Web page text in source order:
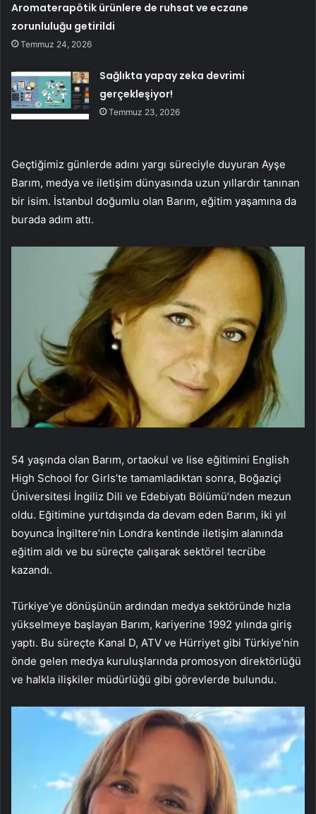
Aromaterapötik ürünlere de ruhsat ve eczane
zorunluluğu getirildi
Temmuz 24, 2026
Sağlıkta yapay zeka devrimi
gerçekleşiyor!
Temmuz 23, 2026
Geçtiğimiz günlerde adını yargı süreciyle duyuran Ayşe
Barım, medya ve iletişim dünyasında uzun yıllardır tanınan
bir isim. İstanbul doğumlu olan Barım, eğitim yaşamına da
burada adım attı.
54 yaşında olan Barım, ortaokul ve lise eğitimini English
High School for Girls’te tamamladıktan sonra, Boğaziçi
Üniversitesi İngiliz Dili ve Edebiyatı Bölümü’nden mezun
oldu. Eğitimine yurtdışında da devam eden Barım, iki yıl
boyunca İngiltere’nin Londra kentinde iletişim alanında
eğitim aldı ve bu süreçte çalışarak sektörel tecrübe
kazandı.
Türkiye’ye dönüşünün ardından medya sektöründe hızla
yükselmeye başlayan Barım, kariyerine 1992 yılında giriş
yaptı. Bu süreçte Kanal D, ATV ve Hürriyet gibi Türkiye’nin
önde gelen medya kuruluşlarında promosyon direktörlüğü
ve halkla ilişkiler müdürlüğü gibi görevlerde bulundu.